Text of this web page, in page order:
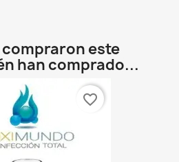
este
han comprado...
favorite_border